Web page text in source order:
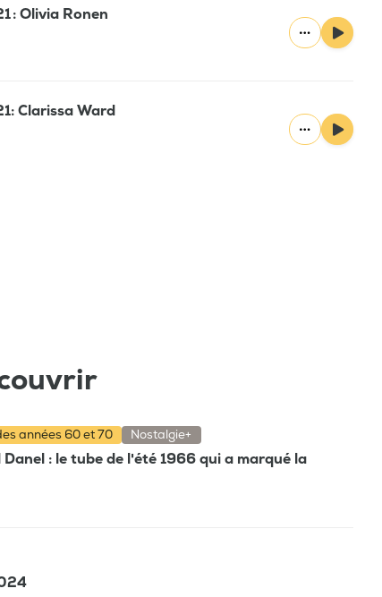
: Olivia Ronen
Clarissa Ward
années 60 et 70 Nostalgie+
: le tube de l'été 1966 qui a marqué la